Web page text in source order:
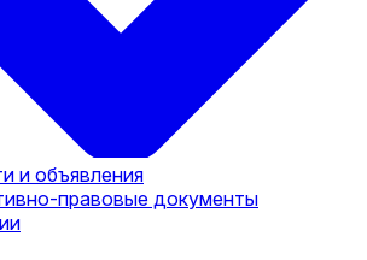
и объявления
правовые документы